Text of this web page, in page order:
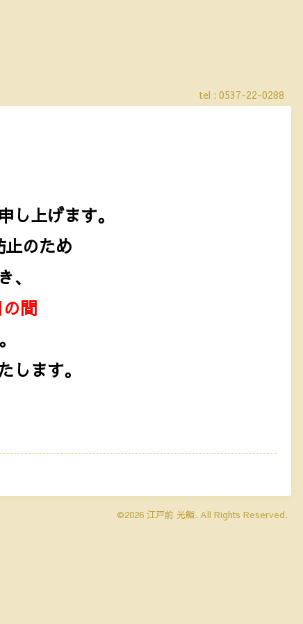
tel : 0537-22-0288
し上げます。
のため
、
間
します。
©2026 江戸前 光鮨. All Rights Reserved.